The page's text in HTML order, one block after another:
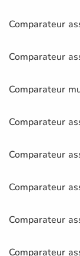
Comparateur
Comparateur
Comparateur
Comparateur
Comparateur
Comparateur
Comparateur
Comparateur